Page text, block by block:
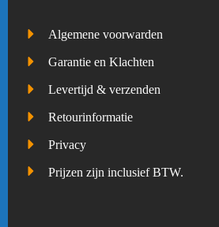
Algemene voorwarden
Garantie en Klachten
Levertijd & verzenden
Retourinformatie
Privacy
Prijzen zijn inclusief BTW.